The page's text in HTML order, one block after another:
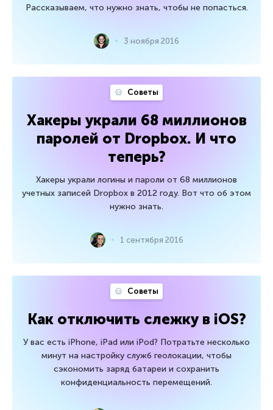
Рассказываем, что нужно знать, чтобы не попасться.
3 ноября 2016
Советы
Хакеры украли 68 миллионов
паролей от Dropbox. И что
теперь?
Хакеры украли логины и пароли от 68 миллионов
учетных записей Dropbox в 2012 году. Вот что об этом
нужно знать.
1 сентября 2016
Советы
Как отключить слежку в iOS?
У вас есть iPhone, iPad или iPod? Потратьте несколько
минут на настройку служб геолокации, чтобы
сэкономить заряд батареи и сохранить
конфиденциальность перемещений.